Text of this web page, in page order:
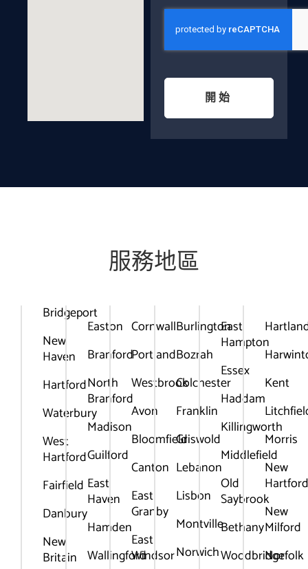
開始
服務地區
Bridgeport
New
Haven
Hartford
Waterbury
West
Hartford
Fairfield
Danbury
New
Britain
Easton
Branford
North
Branford
Madison
Guilford
East
Haven
Hamden
Wallingford
Cornwall
Portland
Westbrook
Avon
Bloomfield
Canton
East
Granby
East
Windsor
Burlington
Bozrah
Colchester
Franklin
Griswold
Lebanon
Lisbon
Montville
Norwich
East
Hampton
Essex
Haddam
Killingworth
Middlefield
Old
Saybrook
Bethany
Woodbridge
Kent
Morris
New
New
Milford
Norfolk